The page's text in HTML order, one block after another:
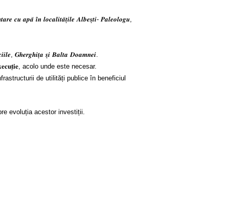
𝒄𝒖 𝒂𝒑𝒂̆ 𝒊̂𝒏 𝒍𝒐𝒄𝒂𝒍𝒊𝒕𝒂̆𝒕̦𝒊𝒍𝒆 𝑨𝒍𝒃𝒆𝒔̦𝒕𝒊- 𝑷𝒂𝒍𝒆𝒐𝒍𝒐𝒈𝒖,
𝑮𝒉𝒆𝒓𝒈𝒉𝒊𝒕̦𝒂 𝒔̦𝒊 𝑩𝒂𝒍𝒕𝒂 𝑫𝒐𝒂𝒎𝒏𝒆𝒊.
acolo unde este necesar.
de utilități publice în beneficiul
evoluția acestor investiții.